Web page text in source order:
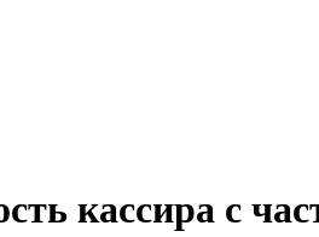
кассира с